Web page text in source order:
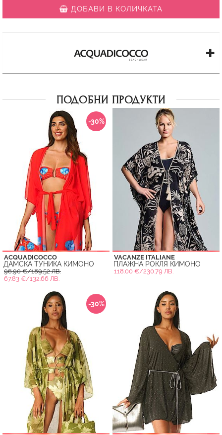
ДОБАВИ В КОЛИЧКАТА
ПОДОБНИ ПРОДУКТИ
-30%
ACQUADICOCCO
ДАМСКА ТУНИКА КИМОНО
96.90 €/189.52 ЛВ.
67.83 €/132.66 ЛВ.
VACANZE ITALIANE
ПЛАЖНА РОКЛЯ КИМОНО
118.00 €/230.79 ЛВ.
-30%